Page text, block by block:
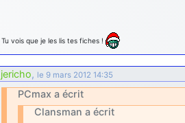
Tu vois que je les lis tes fiches !
jericho, le 9 mars 2012 14:35
PCmax a écrit
Clansman a écrit